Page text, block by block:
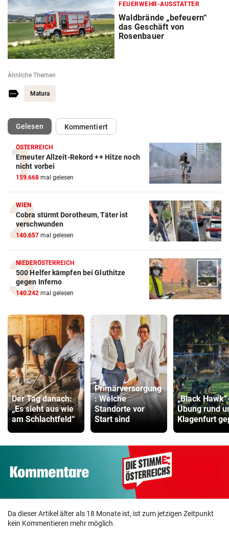
FEUERWEHR-AUSSTATTER
Waldbrände „befeuern“
das Geschäft von
Rosenbauer
Ähnliche Themen
Matura
Gelesen(ausgewählt)Kommentiert
ÖSTERREICH
Erneuter Allzeit-Rekord ++ Hitze noch
nicht vorbei
159.668 mal gelesen
WIEN
Cobra stürmt Dorotheum, Täter ist
verschwunden
140.657 mal gelesen
NIEDERÖSTERREICH
500 Helfer kämpfen bei Gluthitze
gegen Inferno
140.242 mal gelesen
Der Tag danach:
„Es sieht aus wie
am Schlachtfeld“
Primärversorgung
: Welche
Standorte vor
Start sind
„Black
Übung rund
Klagenfurt
Da dieser Artikel älter als 18 Monate ist, ist zum jetzigen Zeitpunkt
kein Kommentieren mehr möglich.